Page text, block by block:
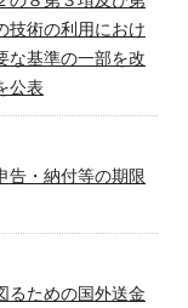
技術の利用におけ
な基準の一部を改
公表
告・納付等の期限
るための国外送金